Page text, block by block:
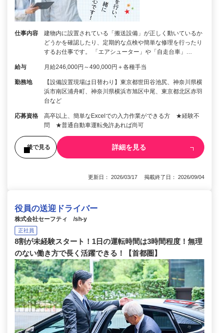
仕事内容
建物内に設置されている「搬送設備」が正しく動いているか
どうかを確認したり、定期的な点検や簡単な修理を行ったり
するお仕事です。 「エアシューター」や「自走台車」…
給与 月給246,000円～490,000円＋各種手当
勤務地
【設備設置現場は日替わり】東京都世田谷池尻、神奈川県横
浜市南区浦舟町、神奈川県横浜市旭区中尾、東京都北区赤羽
台など
応募資格
高卒以上、簡単なExcelでの入力作業ができる方 ★経験不
問 ★普通自動車運転免許あれば尚可
後で見る 詳細を見る
更新日： 2026/03/17 掲載終了日： 2026/09/04
役員の送迎ドライバー
株式会社セーフティ /sh-y
正社員
8割が未経験スタート！1日の運転時間は3時間程度！無理
のない働き方で長く活躍できる！【首都圏】